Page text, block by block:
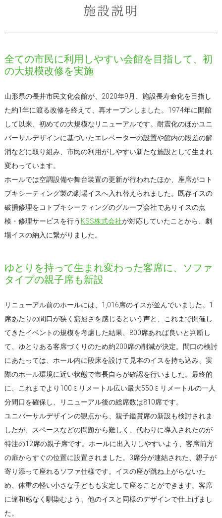
施設説明
全ての市民に利用しやすい会館を目指して、初
の大規模改修を実施
山形県の長井市民文化会館が、2020年9月、施設長寿命化を目指し
た約1年に渡る改修を終えて、再オープンしました。1974年に開館
して以来、初めての大規模なリニューアルです。耐震化のほかユニ
バーサルデザインに基づいたエレベーターの設置や館内の段差の解
消などに取り組み、市民の利用がしやすい新たな施設として生まれ
変わっています。
ホールでは空調設備や舞台装置の更新が行われたほか、座席がコト
ブキシーティング製の劇場イスへ入れ替えられました。既存イスの
破損修理をコトブキシーティングのグループ会社でありイスの点
検・修理サービスを行う KSS株式会社が対応していたことから、劇
場イスの納入に繋がりました。
ゆとりを持って生まれ変わった客席に、ソファ
タイプの親子席も新設
リニューアル前のホールには、1,016席のイスが並んでいました。1
席あたりの間口が狭く窮屈さを感じるという声と、これまで開催し
てきたイベントの規模を考慮した結果、800席あれば良いと判断し
て、ゆとりある客席づくりのため約200席の削減が決定。間口の検討
にあたっては、ホール内に段床を設けて見本のイスを持ち込み、実
際のホール環境に近い状態で市長自らが確認を行いました。最終的
に、これまでより100ミリメートル広い最大550ミリメートルの一人
分間口を確保し、リニューアル後の総席数は810席です。
ユニバーサルデザインの観点から、親子鑑賞席の新設も検討されま
したが、スペースなどの問題から難しく、代わりに導入されたのが
特注の12席の親子席です。ホールに出入りしやすいよう、客席前方
の扉からすぐの位置に設置されました。3席分が連結された、親子が
寄り添って座れるソファ仕様です。イスの座が跳ね上がらないた
め、体重の軽い小さな子どもも安定して座ることができます。客席
に違和感なく馴染むよう、他のイスと同様のデザインで仕上げまし
た。